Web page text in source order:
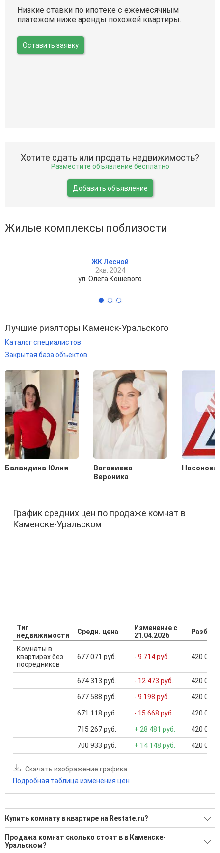
Низкие ставки по ипотеке с ежемесячным
платежом ниже аренды похожей квартиры.
Оставить заявку
Хотите сдать или продать недвижимость?
Разместите объявление бесплатно
Добавить объявление
Жилые комплексы поблизости
ЖК Лесной
2кв. 2024
ул. Олега Кошевого
Лучшие риэлторы Каменск-Уральского
Каталог специалистов
Закрытая база объектов
Баландина Юлия
Вагавиева
Вероника
Насонова
График средних цен по продаже комнат в
Каменске-Уральском
Тип
недвижимости
Средн. цена
Изменение с
21.04.2026
Комнаты в
квартирах без
посредников
677 071 руб. - 9 714 руб. 420 000
674 313 руб. - 12 473 руб. 420 000
677 588 руб. - 9 198 руб. 420 000
671 118 руб. - 15 668 руб. 420 000
715 267 руб. + 28 481 руб. 420 000
700 933 руб. + 14 148 руб. 420 000
Скачать изображение графика
Подробная таблица изменения цен
Купить комнату в квартире на Restate.ru?
Ищите, как Купить комнату в квартире?
9 актуальных и проверенных объявлений
Продажа комнат сколько стоят в в Каменске-
Уральском?